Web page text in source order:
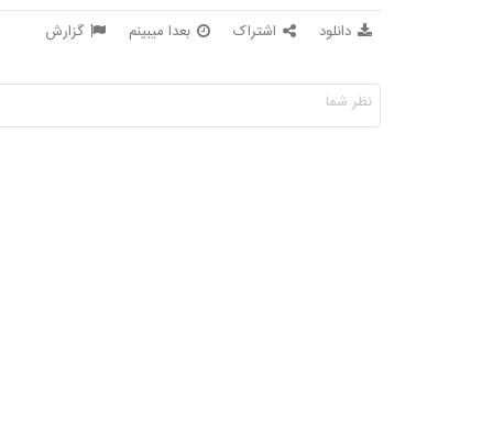
دانلود اشتراک بعدا میبینم گزارش